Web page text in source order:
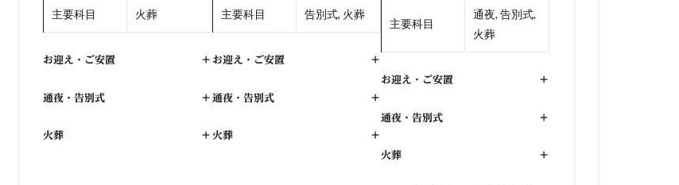
主要科目 火葬
お迎え・ご安置 +
通夜・告別式 +
火葬 +
主要科目 告別式, 火葬
お迎え・ご安置 +
通夜・告別式 +
火葬 +
主要科目
通夜, 告別式,
火葬
お迎え・ご安置 +
通夜・告別式 +
火葬 +